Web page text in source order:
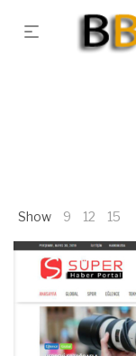
Show 9 12 15